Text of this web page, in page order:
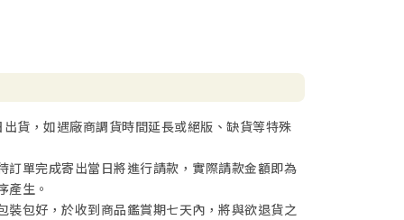
貨，如遇廠商調貨時間延長或絕版、缺貨等特殊
單完成寄出當日將進行請款，實際請款金額即為
產生。
包好，於收到商品鑑賞期七天內，將與欲退貨之